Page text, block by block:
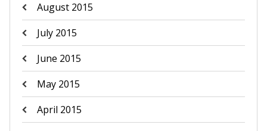
August 2015
July 2015
June 2015
May 2015
April 2015